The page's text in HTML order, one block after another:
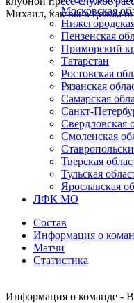
Михаил, как вы в целом
Московская
Пензенская
Приморский
Татарстан
Ростовская
Рязанская
Самарская
Санкт-
Свердловская
Смоленская
Тверская
Тульская
Ярославская
ЛФК МО
Состав
Информация о
Матчи
Статистика
Информация о команде -